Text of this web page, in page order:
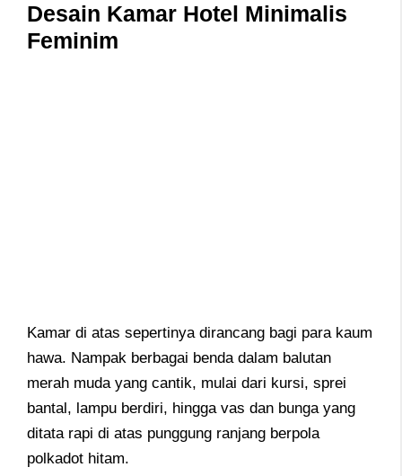
Desain Kamar Hotel Minimalis
Feminim
Kamar di atas sepertinya dirancang bagi para kaum
hawa. Nampak berbagai benda dalam balutan
merah muda yang cantik, mulai dari kursi, sprei
bantal, lampu berdiri, hingga vas dan bunga yang
ditata rapi di atas punggung ranjang berpola
polkadot hitam.